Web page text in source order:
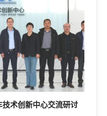
术创新中心交流研讨